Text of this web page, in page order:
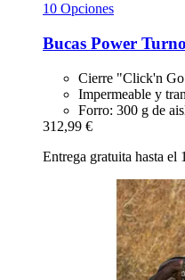
10 Opciones
Bucas Power
Cierre "Click'n
Impermeable y
Forro: 300 g de
312,99 €
Entrega gratuita hasta el